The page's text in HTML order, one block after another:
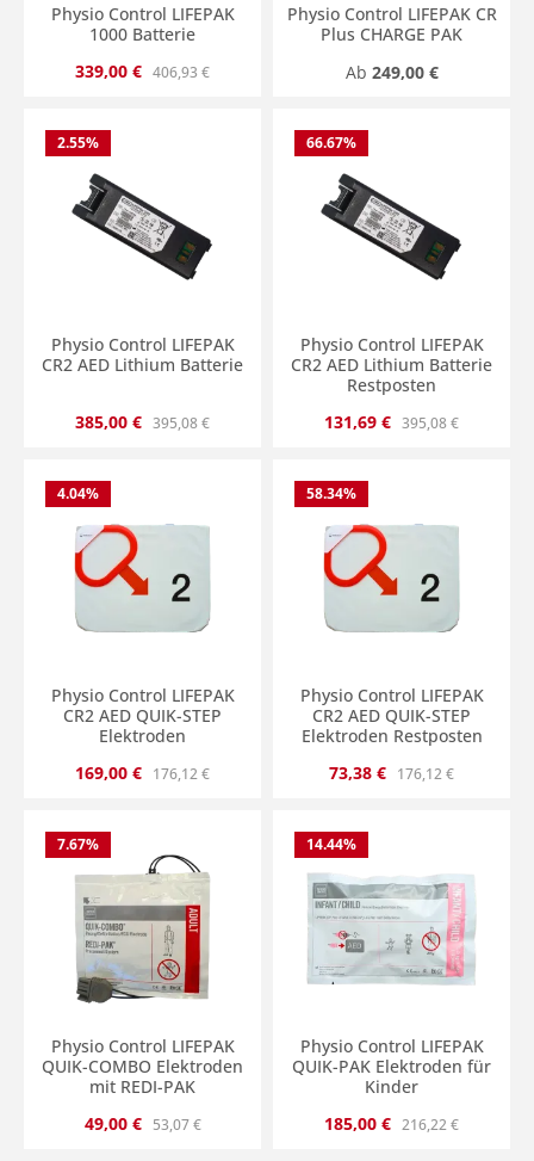
Physio Control LIFEPAK
1000 Batterie
Verkaufspreis:
339,00 € Regulärer Preis:
406,93 €
Physio Control LIFEPAK CR
Plus CHARGE PAK
Regulärer Preis:
Ab 249,00 €
2.55%
Physio Control LIFEPAK
CR2 AED Lithium Batterie
Verkaufspreis:
385,00 € Regulärer Preis:
395,08 €
66.67%
Physio Control LIFEPAK
CR2 AED Lithium Batterie
Restposten
Verkaufspreis:
131,69 € Regulärer Preis:
395,08 €
4.04%
Physio Control LIFEPAK
CR2 AED QUIK-STEP
Elektroden
Verkaufspreis:
169,00 € Regulärer Preis:
176,12 €
58.34%
Physio Control LIFEPAK
CR2 AED QUIK-STEP
Elektroden Restposten
Verkaufspreis:
73,38 € Regulärer Preis:
176,12 €
7.67%
Physio Control LIFEPAK
QUIK-COMBO Elektroden
mit REDI-PAK
Verkaufspreis:
49,00 € Regulärer Preis:
53,07 €
14.44%
Physio Control LIFEPAK
QUIK-PAK Elektroden für
Kinder
Verkaufspreis:
185,00 € Regulärer Preis:
216,22 €